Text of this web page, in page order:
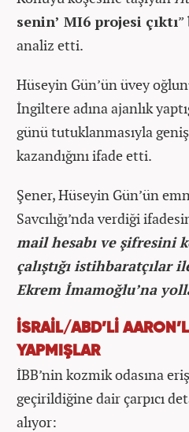
senin’ MI6 projesi çıktı
analiz etti.
Hüseyin Gün’ün üvey
İngiltere adına ajanlık
günü tutuklanmasıyla
kazandığını ifade etti.
Şener, Hüseyin Gün’ün
Savcılığı’nda verdiği
mail hesabı ve şifresini
çalıştığı istihbaratçılar
Ekrem İmamoğlu’na
İSRAİL/ABD’Lİ
YAPMIŞLAR
İBB’nin kozmik odasına
geçirildiğine dair çarpıcı
alıyor: